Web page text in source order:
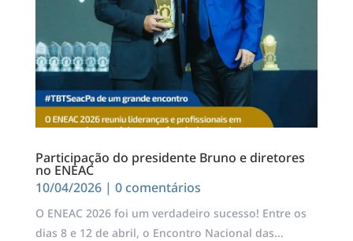
Participação do presidente Bruno e diretores
no ENEAC
10/04/2026| 0 comentários
O ENEAC 2026 foi um verdadeiro sucesso! Entre os
dias 8 e 12 de abril, o Encontro Nacional das...